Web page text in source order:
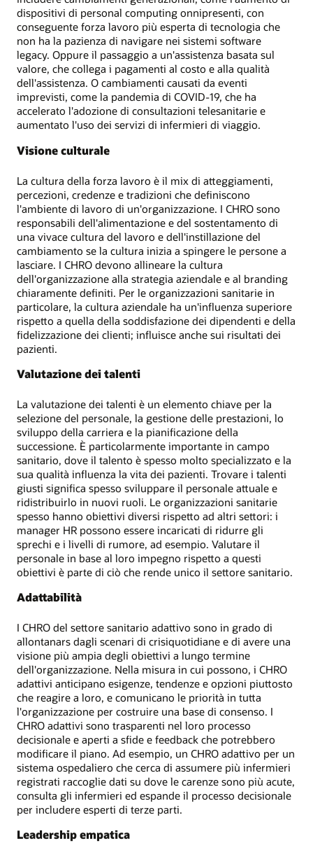
dispositivi di personal computing onnipresenti, con
conseguente forza lavoro più esperta di tecnologia che
non ha la pazienza di navigare nei sistemi software
legacy. Oppure il passaggio a un'assistenza basata sul
valore, che collega i pagamenti al costo e alla qualità
dell'assistenza. O cambiamenti causati da eventi
imprevisti, come la pandemia di COVID-19, che ha
accelerato l'adozione di consultazioni telesanitarie e
aumentato l'uso dei servizi di infermieri di viaggio.
Visione culturale
La cultura della forza lavoro è il mix di atteggiamenti,
percezioni, credenze e tradizioni che definiscono
l'ambiente di lavoro di un'organizzazione. I CHRO sono
responsabili dell'alimentazione e del sostentamento di
una vivace cultura del lavoro e dell'instillazione del
cambiamento se la cultura inizia a spingere le persone a
lasciare. I CHRO devono allineare la cultura
dell'organizzazione alla strategia aziendale e al branding
chiaramente definiti. Per le organizzazioni sanitarie in
particolare, la cultura aziendale ha un'influenza superiore
rispetto a quella della soddisfazione dei dipendenti e della
fidelizzazione dei clienti; influisce anche sui risultati dei
pazienti.
Valutazione dei talenti
La valutazione dei talenti è un elemento chiave per la
selezione del personale, la gestione delle prestazioni, lo
sviluppo della carriera e la pianificazione della
successione. È particolarmente importante in campo
sanitario, dove il talento è spesso molto specializzato e la
sua qualità influenza la vita dei pazienti. Trovare i talenti
giusti significa spesso sviluppare il personale attuale e
ridistribuirlo in nuovi ruoli. Le organizzazioni sanitarie
spesso hanno obiettivi diversi rispetto ad altri settori: i
manager HR possono essere incaricati di ridurre gli
sprechi e i livelli di rumore, ad esempio. Valutare il
personale in base al loro impegno rispetto a questi
obiettivi è parte di ciò che rende unico il settore sanitario.
Adattabilità
I CHRO del settore sanitario adattivo sono in grado di
allontanars dagli scenari di crisiquotidiane e di avere una
visione più ampia degli obiettivi a lungo termine
dell'organizzazione. Nella misura in cui possono, i CHRO
adattivi anticipano esigenze, tendenze e opzioni piuttosto
che reagire a loro, e comunicano le priorità in tutta
l'organizzazione per costruire una base di consenso. I
CHRO adattivi sono trasparenti nel loro processo
decisionale e aperti a sfide e feedback che potrebbero
modificare il piano. Ad esempio, un CHRO adattivo per un
sistema ospedaliero che cerca di assumere più infermieri
registrati raccoglie dati su dove le carenze sono più acute,
consulta gli infermieri ed espande il processo decisionale
per includere esperti di terze parti.
Leadership empatica